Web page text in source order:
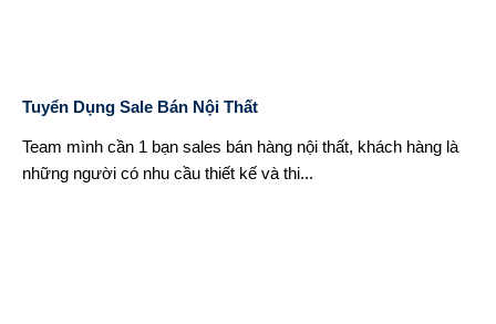
Tuyển Dụng Sale Bán Nội Thất
Team mình cần 1 bạn sales bán hàng nội thất, khách hàng là
những người có nhu cầu thiết kế và thi...